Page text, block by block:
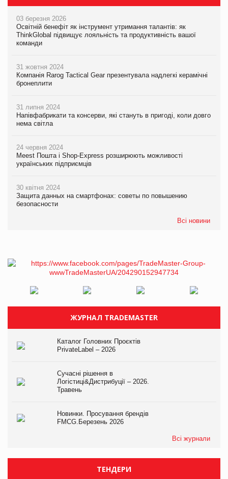
03 березня 2026
Освітній бенефіт як інструмент утримання талантів: як
ThinkGlobal підвищує лояльність та продуктивність вашої
команди
31 жовтня 2024
Компанія Rarog Tactical Gear презентувала надлегкі керамічні
бронеплити
31 липня 2024
Напівфабрикати та консерви, які стануть в пригоді, коли довго
нема світла
24 червня 2024
Meest Пошта і Shop-Express розширюють можливості
українських підприємців
30 квітня 2024
Защита данных на смартфонах: советы по повышению
безопасности
Всі новини
ЖУРНАЛ TRADEMASTER
Каталог Головних Проєктів
PrivateLabel – 2026
Сучасні рішення в
Логістиці&Дистрибуції – 2026.
Травень
Новинки. Просування брендів
FMCG.Березень 2026
Всі журнали
ТЕНДЕРИ